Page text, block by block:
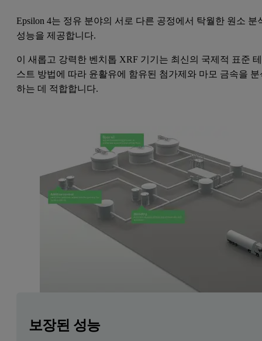
Epsilon 4는 정유 분야의 서로 다른 공정에서 탁월한 원소 분
성능을 제공합니다.
이 새롭고 강력한 벤치톱 XRF 기기는 최신의 국제적 표준 테
스트 방법에 따라 윤활유에 함유된 첨가제와 마모 금속을 분
하는 데 적합합니다.
보장된 성능